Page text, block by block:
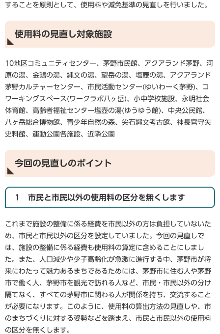
することを原則として、使用料や減免基準の見直しを行いました。
使用料の見直し対象施設
10地区コミュニティセンター、茅野市民館、アクアランド茅野、河
原の湯、金鶏の湯、縄文の湯、望岳の湯、塩壺の湯、アクアランド
茅野カルチャーセンター、市民活動センター(ゆいわーく茅野)、コ
ワーキングスペース(ワークラボ八ヶ岳)、小中学校施設、永明社会
体育館、高齢者福祉センター塩壺の湯(ゆうゆう館)、中央公民館、
八ヶ岳総合博物館、青少年自然の森、尖石縄文考古館、神長官守矢
史料館、運動公園各施設、近隣公園
今回の見直しのポイント
1 市民と市民以外の使用料の区分を無くします
これまで施設の整備に係る経費を市民以外の方は負担していないた
め、市民と市民以外の区分を設定していました。今回の見直しで
は、施設の整備に係る経費も使用料の算定に含めることにしまし
た。また、人口減少や少子高齢化が急激に進行する中、茅野市が将
来にわたって魅力あるまちであるためには、茅野市に住む人や茅野
市で働く人、茅野市を観光で訪れる人など、市民・市民以外の分け
隔てなく、すべての茅野市に関わる人が関係を持ち、交流すること
が必要になります。このように、使用料の算出方法の見直しや、市
のまちづくりに対する姿勢などを踏まえ、市民と市民以外の使用料
の区分を無くします。